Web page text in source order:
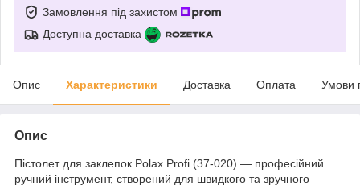
Замовлення під захистом
Доступна доставка
Опис Характеристики Доставка Оплата Умови
Опис
Пістолет для заклепок Polax Profi (37-020) — професійний
ручний інструмент, створений для швидкого та зручного